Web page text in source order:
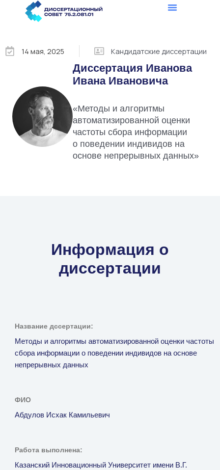
Перейти
14 мая, 2025 Кандидатские диссертации
Диссертация Иванова
Ивана Ивановича
«Методы и алгоритмы
автоматизированной оценки
частоты сбора информации
о поведении индивидов на
основе непрерывных данных»
Информация о
диссертации
Название дссертации:
Методы и алгоритмы автоматизированной оценки частоты
сбора информации о поведении индивидов на основе
непрерывных данных
ФИО
Абдулов Исхак Камильевич
Работа выполнена:
Казанский Инновационный Университет имени В.Г.